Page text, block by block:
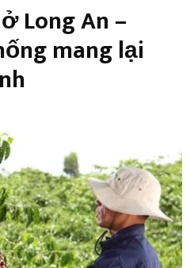
Long An –
mang lại